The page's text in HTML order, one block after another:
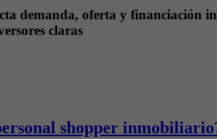
demanda, oferta y financiación
claras
shopper